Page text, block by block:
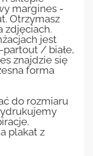
margines -
Otrzymasz
zdjęciach.
jest
partout / białe,
znajdzie się
forma
do rozmiaru
plakat z